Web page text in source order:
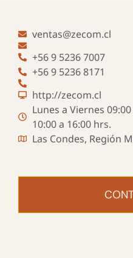
ventas@zecom.cl
+56 9 5236 7007
+56 9 5236 8171
http://zecom.cl
Lunes a Viernes
10:00 a 16:00 hrs.
Las Condes, Región